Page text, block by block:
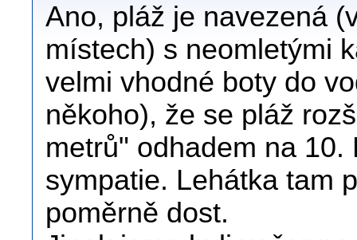
Ano, pláž je navezená
místech) s neomletými
velmi vhodné boty do
někoho), že se pláž
metrů" odhadem na
sympatie. Lehátka tam
poměrně dost.